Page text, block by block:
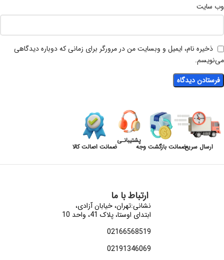
وب‌ سایت
ذخیره نام، ایمیل و وبسایت من در مرورگر برای زمانی که دوباره دیدگاهی
می‌نویسم.
ارسال سریعضمانت بازگشت وجه
پشتیبانـی
ضمانت اصالت کالا
ارتباط با ما
نشانی:تهران، خیابان آزادی،
ابتدای اوستا، پلاک 41، واحد 10
02166568519
02191346069